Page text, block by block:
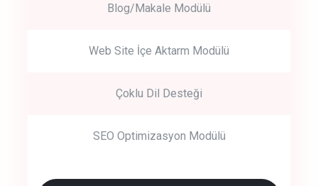
Blog/Makale Modülü
Web Site İçe Aktarm Modülü
Çoklu Dil Desteği
SEO Optimizasyon Modülü